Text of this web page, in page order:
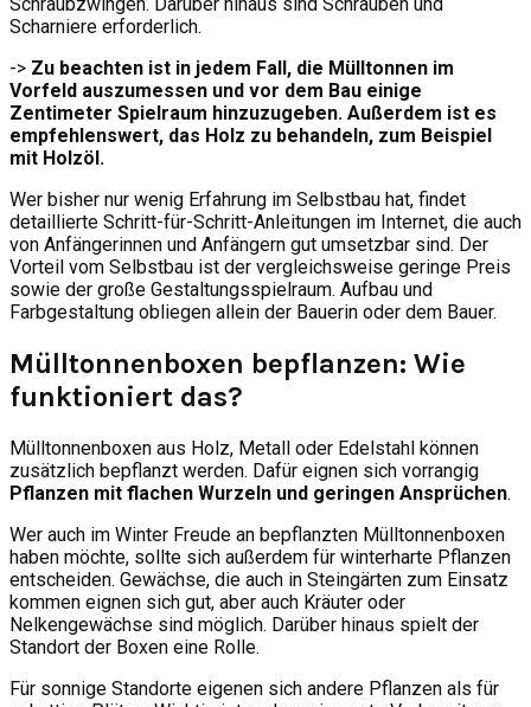
Scharniere erforderlich.
-> Zu beachten ist in jedem Fall, die Mülltonnen im
Vorfeld auszumessen und vor dem Bau einige
Zentimeter Spielraum hinzuzugeben. Außerdem ist es
empfehlenswert, das Holz zu behandeln, zum Beispiel
mit Holzöl.
Wer bisher nur wenig Erfahrung im Selbstbau hat, findet
detaillierte Schritt-für-Schritt-Anleitungen im Internet, die auch
von Anfängerinnen und Anfängern gut umsetzbar sind. Der
Vorteil vom Selbstbau ist der vergleichsweise geringe Preis
sowie der große Gestaltungsspielraum. Aufbau und
Farbgestaltung obliegen allein der Bauerin oder dem Bauer.
Mülltonnenboxen bepflanzen: Wie
funktioniert das?
Mülltonnenboxen aus Holz, Metall oder Edelstahl können
zusätzlich bepflanzt werden. Dafür eignen sich vorrangig
Pflanzen mit flachen Wurzeln und geringen Ansprüchen.
Wer auch im Winter Freude an bepflanzten Mülltonnenboxen
haben möchte, sollte sich außerdem für winterharte Pflanzen
entscheiden. Gewächse, die auch in Steingärten zum Einsatz
kommen eignen sich gut, aber auch Kräuter oder
Nelkengewächse sind möglich. Darüber hinaus spielt der
Standort der Boxen eine Rolle.
Für sonnige Standorte eigenen sich andere Pflanzen als für